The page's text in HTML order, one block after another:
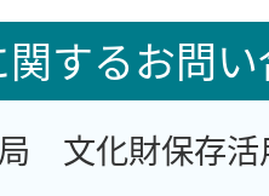
するお問
文化財保存活